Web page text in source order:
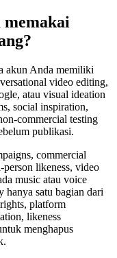
memakai
akun Anda memiliki
video editing,
atau visual ideation
social inspiration,
commercial testing
publikasi.
commercial
person likeness, video
music atau voice
hanya satu bagian dari
platform
likeness
menghapus